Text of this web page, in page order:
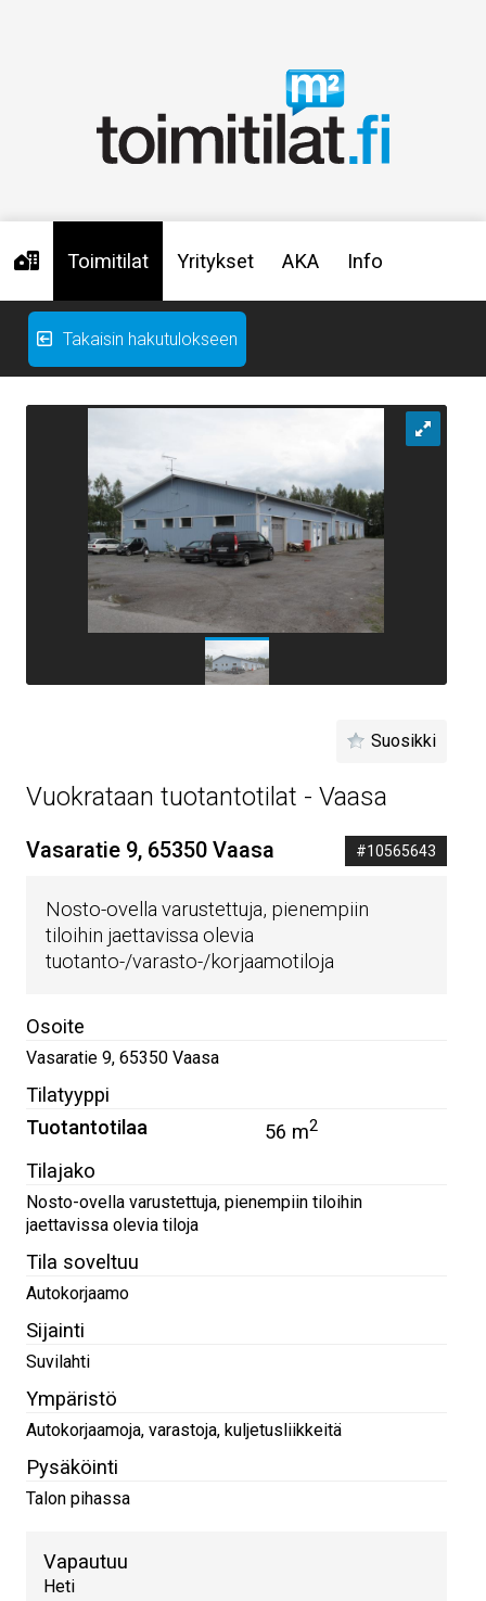
Toimitilat Yritykset AKA Info
Takaisin hakutulokseen
Suosikki
Vuokrataan tuotantotilat - Vaasa
Vasaratie 9, 65350 Vaasa #10565643
Nosto-ovella varustettuja, pienempiin
tiloihin jaettavissa olevia
tuotanto-/varasto-/korjaamotiloja
Osoite
Vasaratie 9, 65350 Vaasa
Tilatyyppi
Tuotantotilaa
56 m2
Tilajako
Nosto-ovella varustettuja, pienempiin tiloihin
jaettavissa olevia tiloja
Tila soveltuu
Autokorjaamo
Sijainti
Suvilahti
Ympäristö
Autokorjaamoja, varastoja, kuljetusliikkeitä
Pysäköinti
Talon pihassa
Vapautuu
Heti